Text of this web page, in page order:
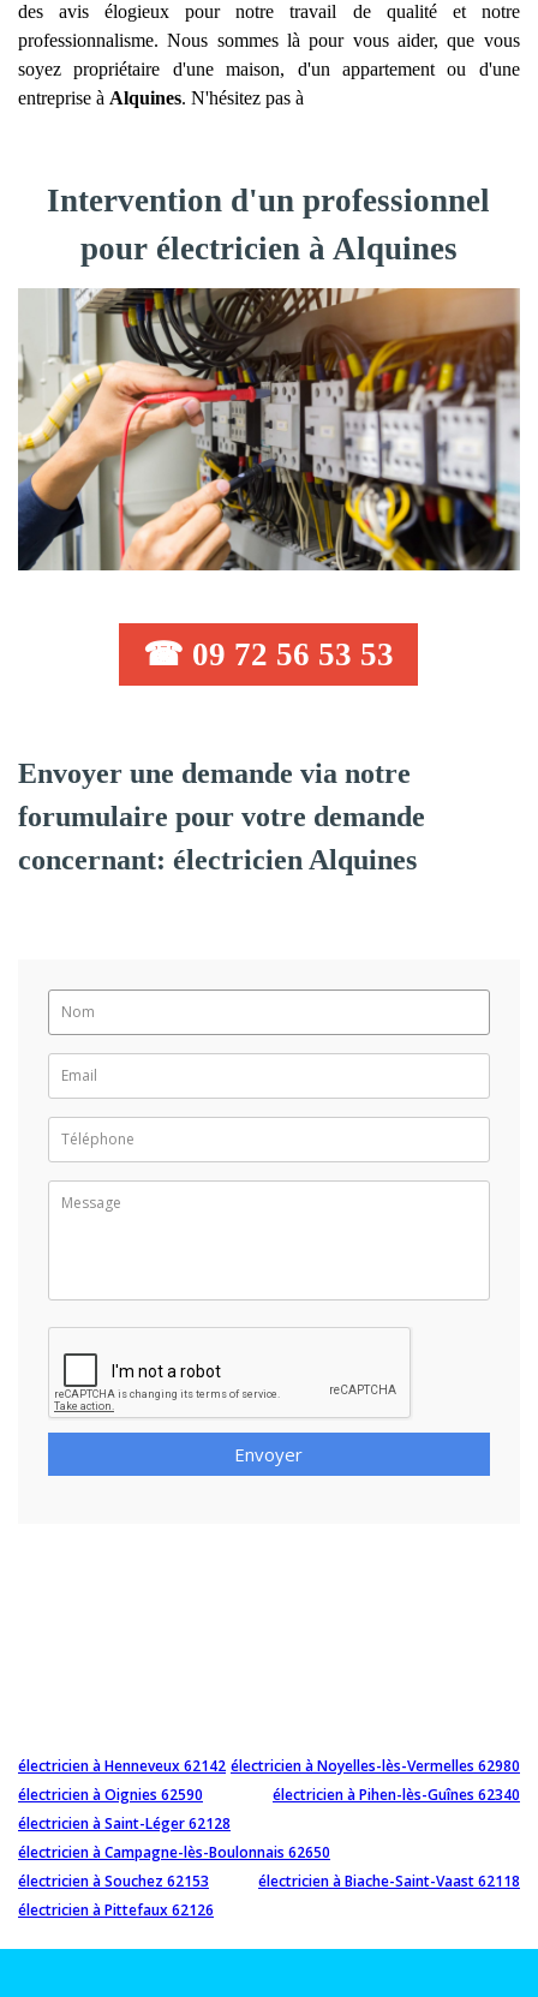
des avis élogieux pour notre travail de qualité et notre
professionnalisme. Nous sommes là pour vous aider, que vous
soyez propriétaire d'une maison, d'un appartement ou d'une
entreprise à Alquines. N'hésitez pas à
Intervention d'un professionnel
pour électricien à Alquines
☎ 09 72 56 53 53
Envoyer une demande via notre
forumulaire pour votre demande
concernant: électricien Alquines
Envoyer
électricien à Henneveux 62142 électricien à Noyelles-lès-Vermelles 62980
électricien à Oignies 62590
électricien à Pihen-lès-Guînes 62340
électricien à Saint-Léger 62128
électricien à Campagne-lès-Boulonnais 62650
électricien à Souchez 62153
électricien à Biache-Saint-Vaast 62118
électricien à Pittefaux 62126